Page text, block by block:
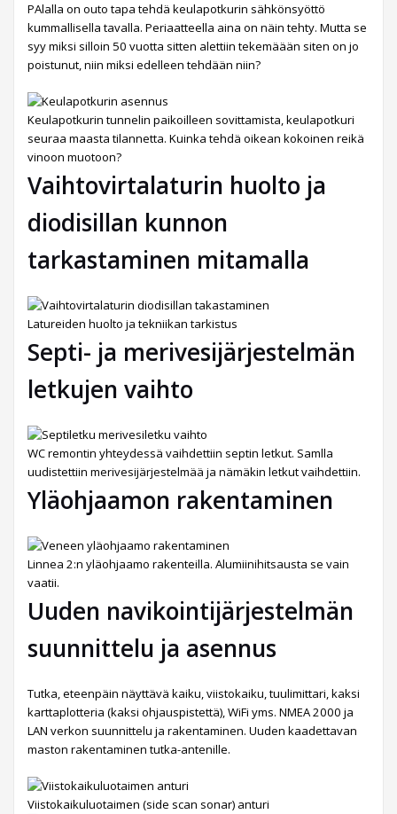
PAlalla on outo tapa tehdä keulapotkurin sähkönsyöttö
kummallisella tavalla. Periaatteella aina on näin tehty. Mutta se
syy miksi silloin 50 vuotta sitten alettiin tekemäään siten on jo
poistunut, niin miksi edelleen tehdään niin?
Keulapotkurin tunnelin paikoilleen sovittamista, keulapotkuri
seuraa maasta tilannetta. Kuinka tehdä oikean kokoinen reikä
vinoon muotoon?
Vaihtovirtalaturin huolto ja
diodisillan kunnon
tarkastaminen mitamalla
Latureiden huolto ja tekniikan tarkistus
Septi- ja merivesijärjestelmän
letkujen vaihto
WC remontin yhteydessä vaihdettiin septin letkut. Samlla
uudistettiin merivesijärjestelmää ja nämäkin letkut vaihdettiin.
Yläohjaamon rakentaminen
Linnea 2:n yläohjaamo rakenteilla. Alumiinihitsausta se vain
vaatii.
Uuden navikointijärjestelmän
suunnittelu ja asennus
Tutka, eteenpäin näyttävä kaiku, viistokaiku, tuulimittari, kaksi
karttaplotteria (kaksi ohjauspistettä), WiFi yms. NMEA 2000 ja
LAN verkon suunnittelu ja rakentaminen. Uuden kaadettavan
maston rakentaminen tutka-antenille.
Viistokaikuluotaimen (side scan sonar) anturi